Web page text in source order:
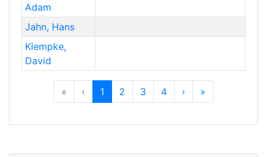
Adam
Jahn, Hans
Klempke,
David
« Previous
‹ Previous
1 2 3 4 › Next
»